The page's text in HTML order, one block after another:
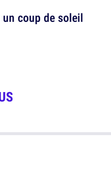
coup de soleil